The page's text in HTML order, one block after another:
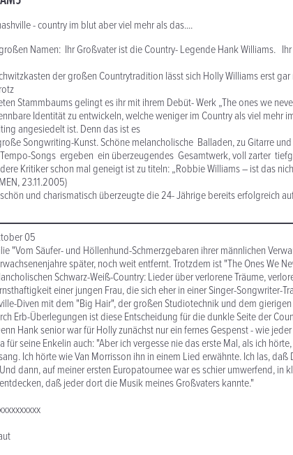
- country im blut aber viel mehr als das....
Namen: Ihr Großvater ist die Country- Legende Hank Williams.
der großen Countrytradition lässt sich Holly Williams erst
Stammbaums gelingt es ihr mit ihrem Debüt- Werk „The ones we
Identität zu entwickeln, welche weniger im Country als viel mehr
angesiedelt ist. Denn das ist es
Songwriting-Kunst. Schöne melancholische Balladen, zu Gitarre
Songs ergeben ein überzeugendes Gesamtwerk, voll zarter
Kritiker schon mal geneigt ist zu titeln: „Robbie Williams – ist das
23.11.2005)
und charismatisch überzeugte die 24- Jährige bereits erfolgreich
05
"Vom Säufer- und Höllenhund-Schmerzgebaren ihrer männlichen
später, noch weit entfernt. Trotzdem ist "The Ones We
Schwarz-Weiß-Country: Lieder über verlorene Träume,
einer jungen Frau, die sich eher in einer Singer-Songwriter-
Diven mit dem "Big Hair", der großen Studiotechnik und dem
Erb-Überlegungen ist diese Entscheidung für die dunkle Seite der
Hank senior war für Holly zunächst nur ein fernes Gespenst - wie
für seine Enkelin auch: "Aber ich vergesse nie das erste Mal, als ich
Ich hörte wie Van Morrisson ihn in einem Lied erwähnte. Ich las, daß
dann, auf meiner ersten Europatournee war es schier umwerfend, in
daß jeder dort die Musik meines Großvaters kannte."